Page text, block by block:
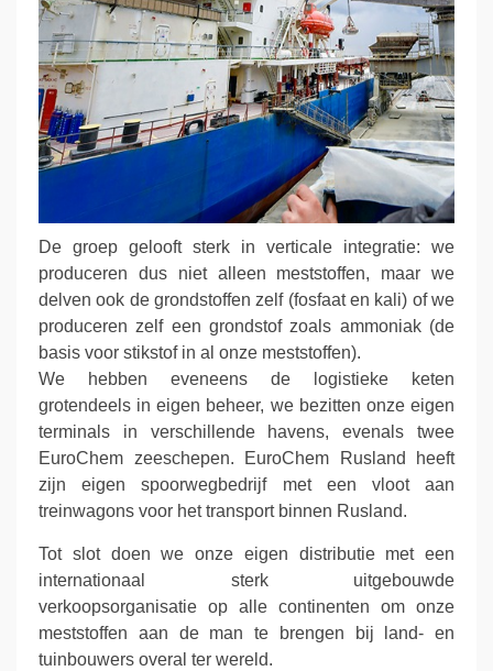
De groep gelooft sterk in verticale integratie: we
produceren dus niet alleen meststoffen, maar we
delven ook de grondstoffen zelf (fosfaat en kali) of we
produceren zelf een grondstof zoals ammoniak (de
basis voor stikstof in al onze meststoffen).
We hebben eveneens de logistieke keten
grotendeels in eigen beheer, we bezitten onze eigen
terminals in verschillende havens, evenals twee
EuroChem zeeschepen. EuroChem Rusland heeft
zijn eigen spoorwegbedrijf met een vloot aan
treinwagons voor het transport binnen Rusland.
Tot slot doen we onze eigen distributie met een
internationaal sterk uitgebouwde
verkoopsorganisatie op alle continenten om onze
meststoffen aan de man te brengen bij land- en
tuinbouwers overal ter wereld.